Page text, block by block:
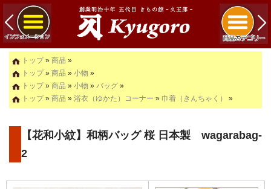
トップ» 商品 »
トップ» 商品 » 小物 »
トップ» 商品 » 小物 » バッグ »
トップ» 商品 » 浴衣（ゆかた）コーナー » 巾着（きんちゃく） »
【花和小紋】和柄バッグ 桜 日本製 wagarabag-
2